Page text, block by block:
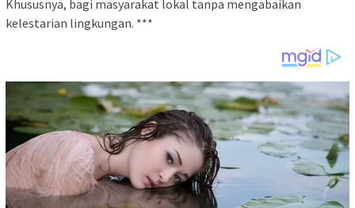
Khususnya, bagi masyarakat lokal tanpa mengabaikan
kelestarian lingkungan. ***